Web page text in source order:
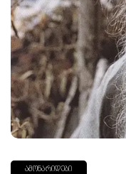
ᲐᲛᲝᲜᲐᲠᲘᲓᲔᲑᲘ